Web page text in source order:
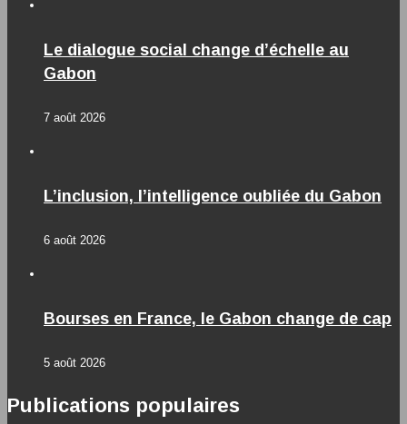
Le dialogue social change d’échelle au
Gabon
7 août 2026
L’inclusion, l’intelligence oubliée du Gabon
6 août 2026
Bourses en France, le Gabon change de cap
5 août 2026
Publications populaires